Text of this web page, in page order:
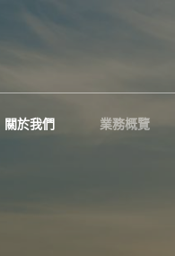
關於我們 業務概覽